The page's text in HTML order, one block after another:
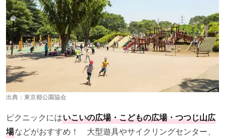
出典： 東京都公園協会
ピクニックにはいこいの広場・こどもの広場・つつじ山広
場などがおすすめ！ 大型遊具やサイクリングセンター、